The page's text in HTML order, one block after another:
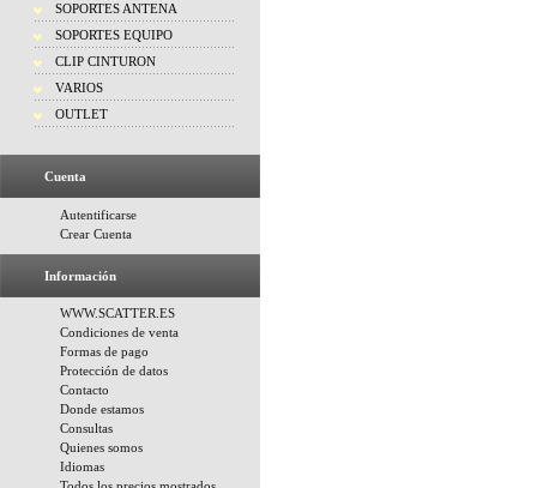
SOPORTES ANTENA
SOPORTES EQUIPO
CLIP CINTURON
VARIOS
OUTLET
Cuenta
Autentificarse
Crear Cuenta
Información
WWW.SCATTER.ES
Condiciones de venta
Formas de pago
Protección de datos
Contacto
Donde estamos
Consultas
Quienes somos
Idiomas